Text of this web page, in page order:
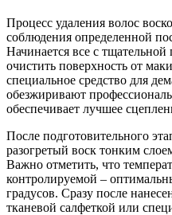
Процесс удаления волос
соблюдения определенной
Начинается все с
очистить поверхность от
специальное средство для
обезжиривают
обеспечивает лучшее
После подготовительного
разогретый воск тонким
Важно отметить, что
контролируемой –
градусов. Сразу после
тканевой салфеткой или